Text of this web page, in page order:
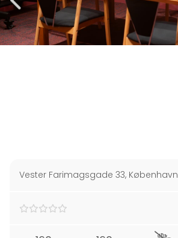
Vester Farimagsgade 33, København